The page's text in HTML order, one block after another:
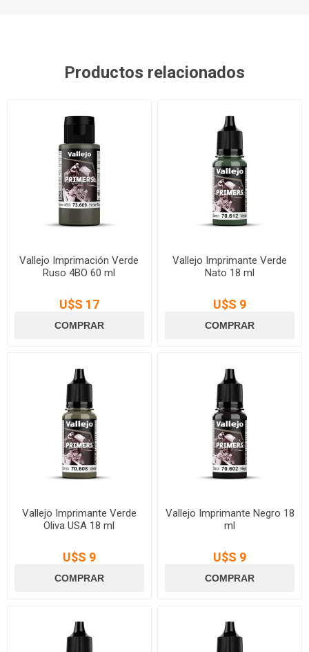
Productos relacionados
Vallejo Imprimación Verde
Ruso 4BO 60 ml
U$S 17
Vallejo Imprimante Verde
Nato 18 ml
U$S 9
Vallejo Imprimante Verde
Oliva USA 18 ml
U$S 9
Vallejo Imprimante Negro 18
ml
U$S 9